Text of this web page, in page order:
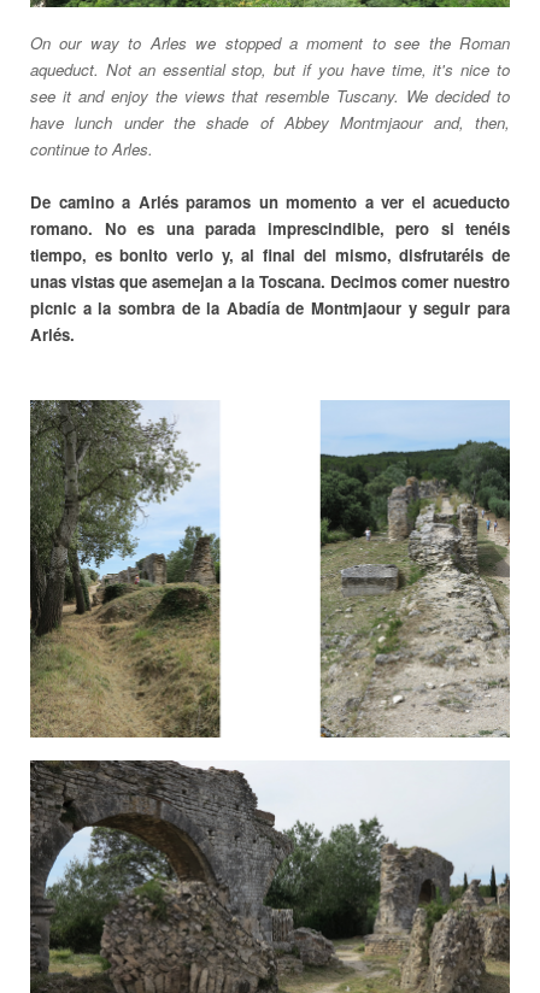
On our way to Arles we stopped a moment to see the Roman
aqueduct. Not an essential stop, but if you have time, it's nice to
see it and enjoy the views that resemble Tuscany. We decided to
have lunch under the shade of Abbey Montmjaour and, then,
continue to Arles.
De camino a Arlés paramos un momento a ver el acueducto
romano. No es una parada imprescindible, pero si tenéis
tiempo, es bonito verlo y, al final del mismo, disfrutaréis de
unas vistas que asemejan a la Toscana. Decimos comer nuestro
picnic a la sombra de la Abadía de Montmjaour y seguir para
Arlés.